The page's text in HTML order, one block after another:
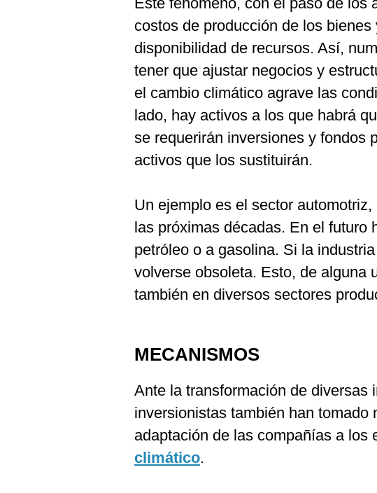
costos de producción de los
disponibilidad de recursos. Así,
tener que ajustar negocios y
el cambio climático agrave las
lado, hay activos a los que habrá
se requerirán inversiones y fondos
activos que los sustituirán.
Un ejemplo es el sector
las próximas décadas. En el futuro
petróleo o a gasolina. Si la
volverse obsoleta. Esto, de alguna
también en diversos sectores
MECANISMOS
Ante la transformación de diversas
inversionistas también han tomado
adaptación de las compañías a los
climático.